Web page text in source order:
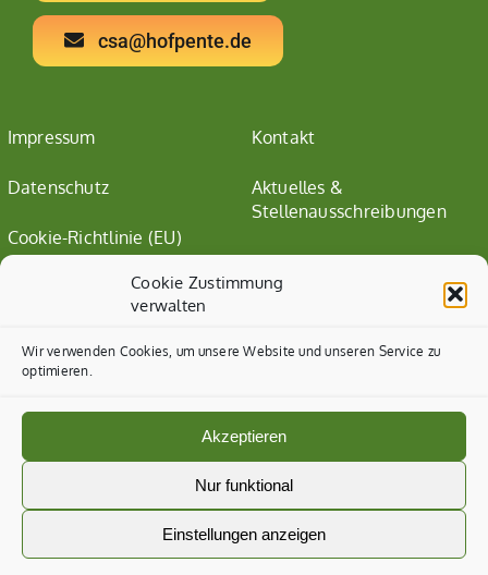
Cookie Zustimmung
verwalten
Wir verwenden Cookies, um unsere Website und unseren Service zu
optimieren.
Akzeptieren
Nur funktional
Einstellungen anzeigen
csa@hofpente.de
Impressum
Datenschutz
Cookie-Richtlinie (EU)
Kontakt
Aktuelles &
Stellenausschreibungen
© All rights reserved. •CSA Hof Pente•